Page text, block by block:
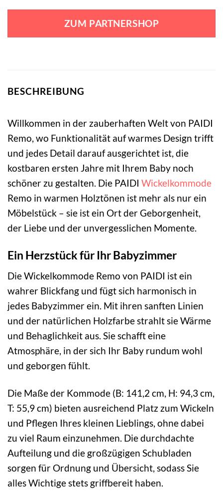
ZUM PARTNERSHOP
BESCHREIBUNG
Willkommen in der zauberhaften Welt von PAIDI
Remo, wo Funktionalität auf warmes Design trifft
und jedes Detail darauf ausgerichtet ist, die
kostbaren ersten Jahre mit Ihrem Baby noch
schöner zu gestalten. Die PAIDI Wickelkommode
Remo in warmen Holztönen ist mehr als nur ein
Möbelstück – sie ist ein Ort der Geborgenheit,
der Liebe und der unvergesslichen Momente.
Ein Herzstück für Ihr Babyzimmer
Die Wickelkommode Remo von PAIDI ist ein
wahrer Blickfang und fügt sich harmonisch in
jedes Babyzimmer ein. Mit ihren sanften Linien
und der natürlichen Holzfarbe strahlt sie Wärme
und Behaglichkeit aus. Sie schafft eine
Atmosphäre, in der sich Ihr Baby rundum wohl
und geborgen fühlt.
Die Maße der Kommode (B: 141,2 cm, H: 94,3 cm,
T: 55,9 cm) bieten ausreichend Platz zum Wickeln
und Pflegen Ihres kleinen Lieblings, ohne dabei
zu viel Raum einzunehmen. Die durchdachte
Aufteilung und die großzügigen Schubladen
sorgen für Ordnung und Übersicht, sodass Sie
alles Wichtige stets griffbereit haben.